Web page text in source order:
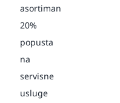
asortiman
20%
popusta
na
servisne
usluge